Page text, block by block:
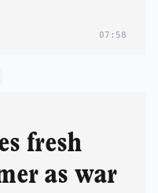
07:58
fresh
as war